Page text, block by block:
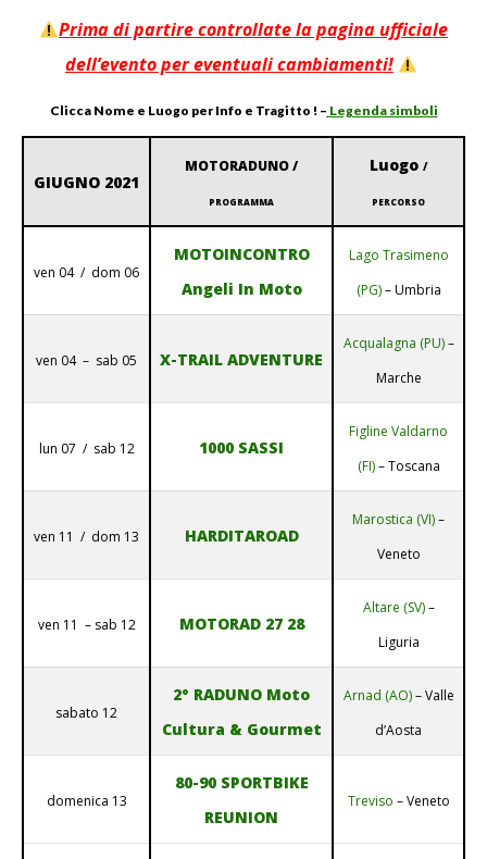
Prima di partire controllate la pagina ufficiale
dell’evento per eventuali cambiamenti!
Clicca Nome e Luogo per Info e Tragitto ! – Legenda simboli
GIUGNO 2021
MOTORADUNO /
PROGRAMMA
Luogo /
PERCORSO
ven 04 / dom 06
MOTOINCONTRO
Angeli In Moto
Lago Trasimeno
(PG)– Umbria
ven 04 – sab 05 X-TRAIL ADVENTURE
Acqualagna (PU)–
Marche
lun 07 / sab 12 1000 SASSI
Figline Valdarno
(FI)– Toscana
ven 11 / dom 13 HARDITAROAD
Marostica (VI)–
Veneto
ven 11 – sab 12 MOTORAD 27 28
Altare (SV)–
Liguria
sabato 12
2° RADUNO Moto
Cultura & Gourmet
Arnad (AO)– Valle
d’Aosta
domenica 13
80-90 SPORTBIKE
REUNION
Treviso – Veneto